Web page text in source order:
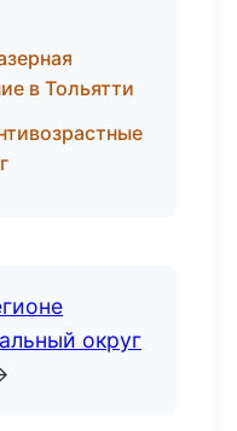
в Тольятти
округ